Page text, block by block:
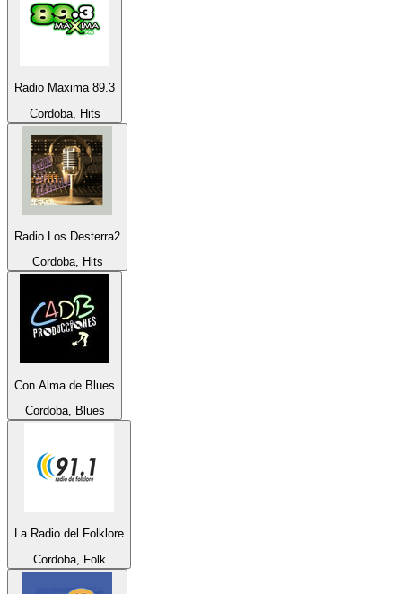
Radio Maxima 89.3
Cordoba, Hits
Radio Los Desterra2
Cordoba, Hits
Con Alma de Blues
Cordoba, Blues
La Radio del Folklore
Cordoba, Folk